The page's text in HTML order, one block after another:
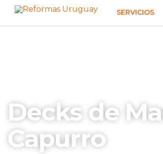
SERVICIOS
Decks de
Capurro